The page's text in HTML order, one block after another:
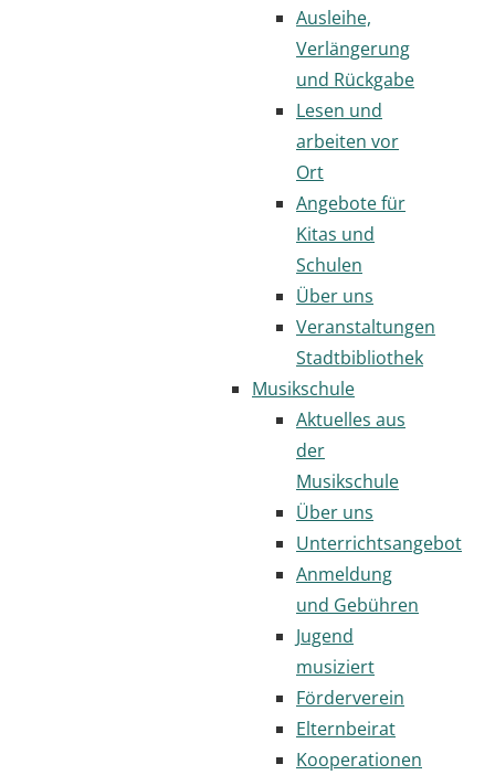
Ausleihe,
Verlängerung
und Rückgabe
Lesen und
arbeiten vor
Ort
Angebote für
Kitas und
Schulen
Über uns
Veranstaltungen
Stadtbibliothek
Musikschule
Aktuelles aus
der
Musikschule
Über uns
Unterrichtsangebot
Anmeldung
und Gebühren
Jugend
musiziert
Förderverein
Elternbeirat
Kooperationen